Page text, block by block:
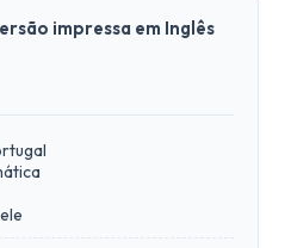
impressa em Inglês